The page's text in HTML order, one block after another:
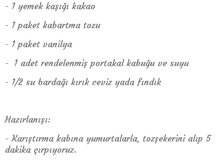
- 1 yemek kaşığı kakao
- 1 paket kabartma tozu
- 1 paket vanilya
- 1 adet rendelenmiş portakal kabuğu ve suyu
- 1/2 su bardağı kırık ceviz yada fındık
Hazırlanışı:
- Karıştırma kabına yumurtalarla, tozşekerini alıp 5
dakika çırpıyoruz.